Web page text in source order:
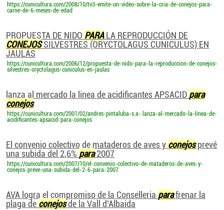
https://cunicultura.com/2008/10/tv3-emite-un-video-sobre-la-cria-de-conejos-para-
carne-de-6-meses-de-edad
PROPUESTA DE NIDO PARALA REPRODUCCIÓN DE
CONEJOSSILVESTRES (ORYCTOLAGUS CUNICULUS) EN
JAULAS
https://cunicultura.com/2006/12/propuesta-de-nido-para-la-reproduccion-de-conejos-
silvestres-oryctolagus-cuniculus-en-jaulas
lanza al mercado la linea de acidificantes APSACID para
conejos
https://cunicultura.com/2001/02/andres-pintaluba-s.a-.lanza-al-mercado-la-linea-de-
acidificantes-apsacid-para-conejos
El convenio colectivo de mataderos de aves y conejosprevé
una subida del 2,6% para2007
https://cunicultura.com/2007/10/el-convenio-colectivo-de-mataderos-de-aves-y-
conejos-preve-una-subida-del-2-6-para-2007
AVA logra el compromiso de la Conselleria parafrenar la
plaga de conejosde la Vall d'Albaida